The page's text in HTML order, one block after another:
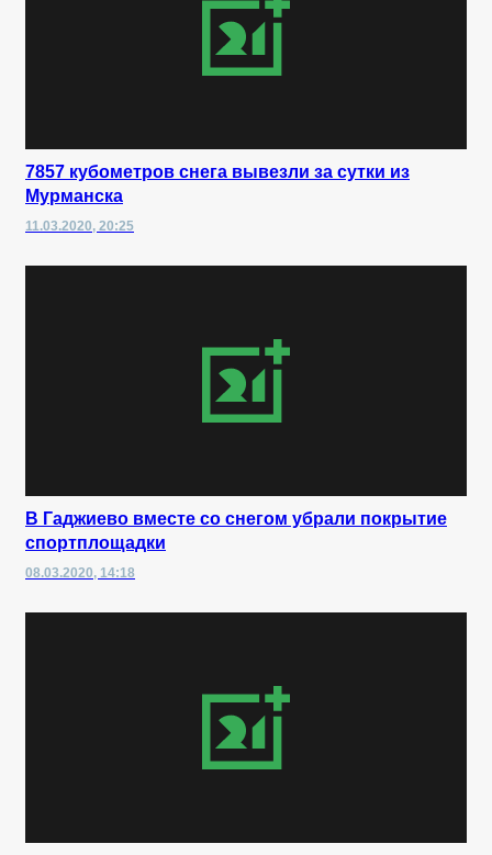
7857 кубометров снега вывезли за сутки из
Мурманска
11.03.2020, 20:25
В Гаджиево вместе со снегом убрали покрытие
спортплощадки
08.03.2020, 14:18